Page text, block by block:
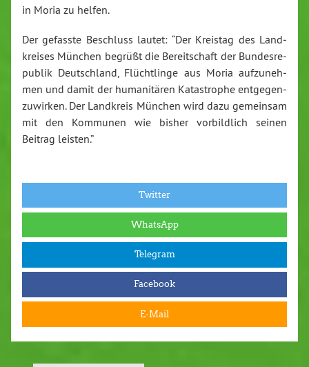
in Moria zu helfen.
Der gefasste Beschluss lautet: “Der Kreistag des Land­
krei­ses München begrüßt die Be­reit­schaft der Bun­des­re­
pu­blik Deutsch­land, Flücht­lin­ge aus Moria auf­zu­neh­
men und damit der hu­ma­ni­tä­ren Ka­ta­stro­phe ent­ge­gen­
zu­wir­ken. Der Landkreis München wird dazu gemeinsam
mit den Kommunen wie bisher vor­bild­lich seinen
Beitrag leisten.”
Twitter
WhatsApp
Telegram
Facebook
E-Mail